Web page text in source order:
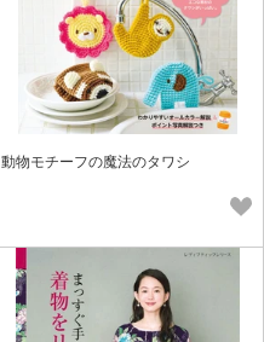
動物モチーフの魔法のタワシ